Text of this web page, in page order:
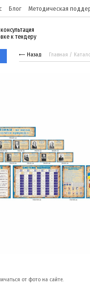
Блог Методическая
к тендеру
Назад Главная
от фото на сайте.